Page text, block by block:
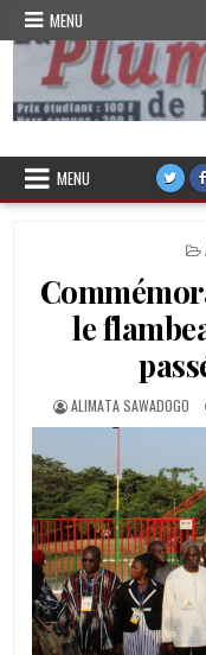
Skip
content
MENU
Plume de
MENU
le
AUTHOR:
ALIMATA SAWADOGO